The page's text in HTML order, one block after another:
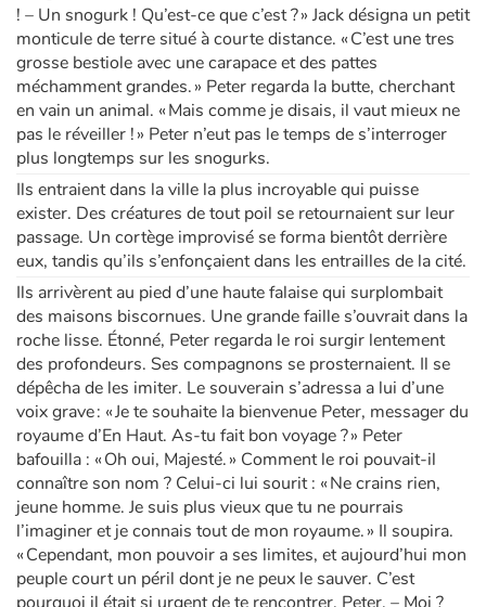
! – Un snogurk ! Qu’est-ce que c’est ? » Jack désigna un petit
monticule de terre situé à courte distance. « C’est une tres
grosse bestiole avec une carapace et des pattes
méchamment grandes. » Peter regarda la butte, cherchant
en vain un animal. « Mais comme je disais, il vaut mieux ne
pas le réveiller ! » Peter n’eut pas le temps de s’interroger
plus longtemps sur les snogurks.
Ils entraient dans la ville la plus incroyable qui puisse
exister. Des créatures de tout poil se retournaient sur leur
passage. Un cortège improvisé se forma bientôt derrière
eux, tandis qu’ils s’enfonçaient dans les entrailles de la cité.
Ils arrivèrent au pied d’une haute falaise qui surplombait
des maisons biscornues. Une grande faille s’ouvrait dans la
roche lisse. Étonné, Peter regarda le roi surgir lentement
des profondeurs. Ses compagnons se prosternaient. Il se
dépêcha de les imiter. Le souverain s’adressa a lui d’une
voix grave : « Je te souhaite la bienvenue Peter, messager du
royaume d’En Haut. As-tu fait bon voyage ? » Peter
bafouilla : « Oh oui, Majesté. » Comment le roi pouvait-il
connaître son nom ? Celui-ci lui sourit : « Ne crains rien,
jeune homme. Je suis plus vieux que tu ne pourrais
l’imaginer et je connais tout de mon royaume. » Il soupira.
« Cependant, mon pouvoir a ses limites, et aujourd’hui mon
peuple court un péril dont je ne peux le sauver. C’est